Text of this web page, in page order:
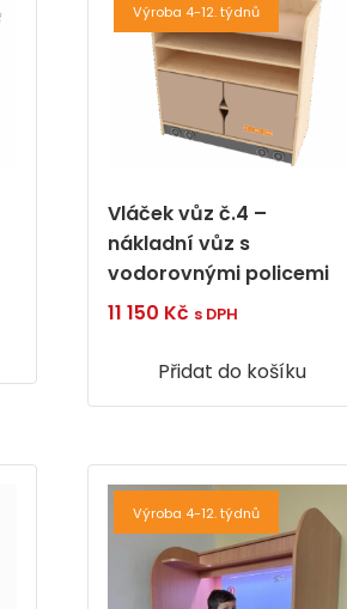
Výroba 4-12. týdnů
Vláček vůz č.4 –
nákladní vůz s
vodorovnými policemi
11 150 Kč s DPH
Přidat do košíku
Výroba 4-12. týdnů